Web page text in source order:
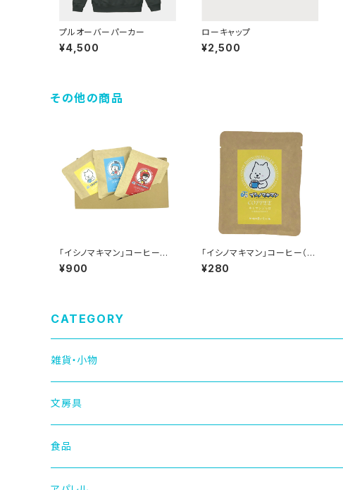
プルオーバーパーカー
¥4,500
ローキャップ
¥2,500
その他の商品
「イシノマキマン」コーヒーギフ
ト
¥900
「イシノマキマン」コーヒー（キ
リマンジャロ）
¥280
CATEGORY
雑貨・小物
文房具
食品